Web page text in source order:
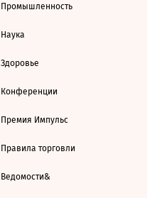
Промышленность
Наука
Здоровье
Конференции
Премия Импульс
Правила торговли
Ведомости&